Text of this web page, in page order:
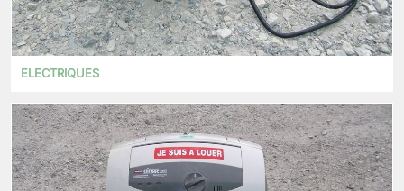
ELECTRIQUES